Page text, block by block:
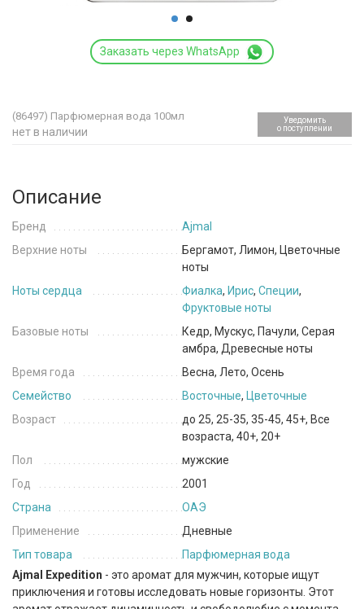
Заказать через WhatsApp
(86497) Парфюмерная вода 100мл
нет в наличии
Уведомить
о поступлении
Описание
Бренд
Ajmal
Верхние ноты
Бергамот, Лимон, Цветочные
ноты
Ноты сердца
Фиалка, Ирис, Специи,
Фруктовые ноты
Базовые ноты
Кедр, Мускус, Пачули, Серая
амбра, Древесные ноты
Время года
Весна, Лето, Осень
Семейство
Восточные, Цветочные
Возраст
до 25, 25-35, 35-45, 45+, Все
возраста, 40+, 20+
Пол
мужские
Год
2001
Страна
ОАЭ
Применение
Дневные
Тип товара
Парфюмерная вода
Ajmal Expedition - это аромат для мужчин, которые ищут
приключения и готовы исследовать новые горизонты. Этот